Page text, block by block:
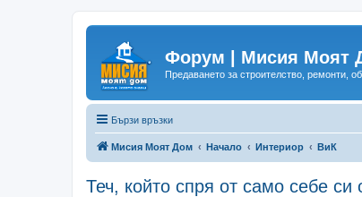
Форум | Мисия Моят
Предаването за строителство, ремонти,
Бързи връзки
Мисия Моят Дом Начало Интериор ВиК
Теч, който спря от само себе